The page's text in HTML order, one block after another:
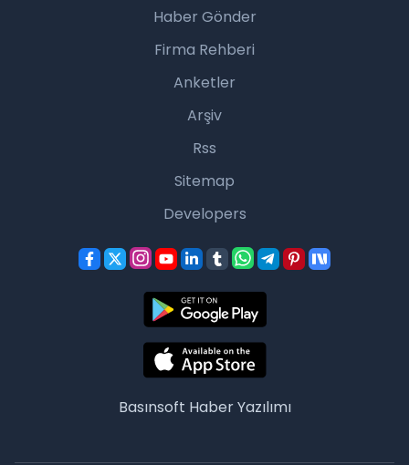
Haber Gönder
Firma Rehberi
Anketler
Arşiv
Rss
Sitemap
Developers
Basınsoft Haber Yazılımı